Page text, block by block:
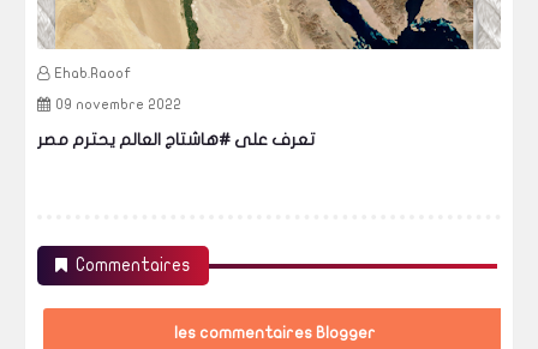
Ehab.Raoof
09 novembre 2022
تعرف على #هاشتاج العالم يحترم مصر
Commentaires
les commentaires Blogger